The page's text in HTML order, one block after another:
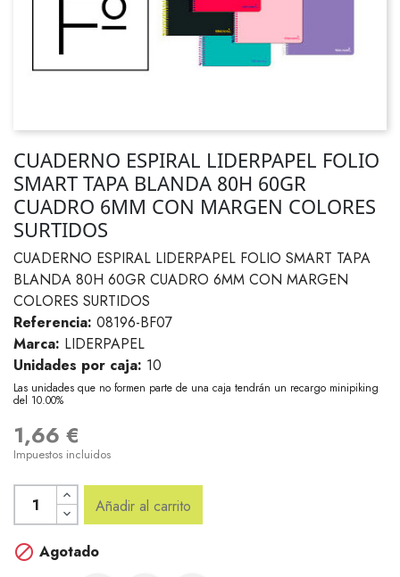
CUADERNO ESPIRAL LIDERPAPEL FOLIO
SMART TAPA BLANDA 80H 60GR
CUADRO 6MM CON MARGEN COLORES
SURTIDOS
CUADERNO ESPIRAL LIDERPAPEL FOLIO SMART TAPA
BLANDA 80H 60GR CUADRO 6MM CON MARGEN
COLORES SURTIDOS
Referencia: 08196-BF07
Marca: LIDERPAPEL
Unidades por caja: 10
Las unidades que no formen parte de una caja tendrán un recargo minipiking
del 10.00%
1,66 €
Impuestos incluidos
Añadir al carrito
 Agotado